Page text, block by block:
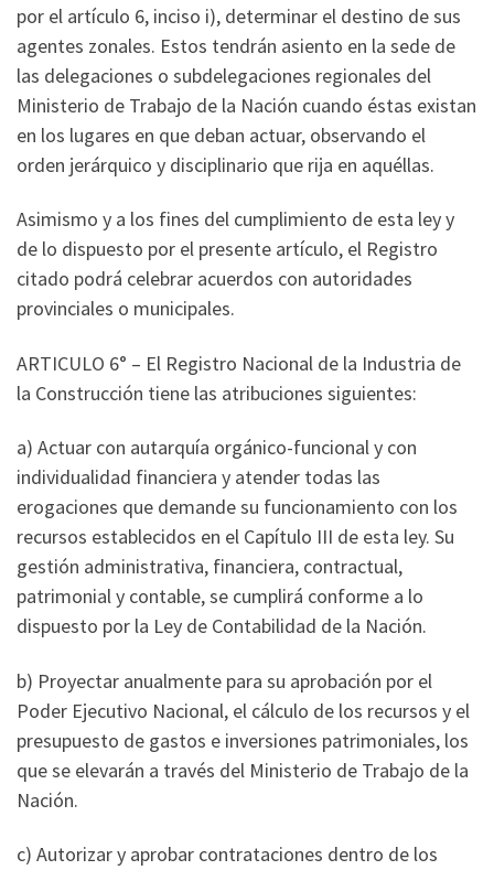
por el artículo 6, inciso i), determinar el destino de sus
agentes zonales. Estos tendrán asiento en la sede de
las delegaciones o subdelegaciones regionales del
Ministerio de Trabajo de la Nación cuando éstas existan
en los lugares en que deban actuar, observando el
orden jerárquico y disciplinario que rija en aquéllas.
Asimismo y a los fines del cumplimiento de esta ley y
de lo dispuesto por el presente artículo, el Registro
citado podrá celebrar acuerdos con autoridades
provinciales o municipales.
ARTICULO 6° – El Registro Nacional de la Industria de
la Construcción tiene las atribuciones siguientes:
a) Actuar con autarquía orgánico-funcional y con
individualidad financiera y atender todas las
erogaciones que demande su funcionamiento con los
recursos establecidos en el Capítulo III de esta ley. Su
gestión administrativa, financiera, contractual,
patrimonial y contable, se cumplirá conforme a lo
dispuesto por la Ley de Contabilidad de la Nación.
b) Proyectar anualmente para su aprobación por el
Poder Ejecutivo Nacional, el cálculo de los recursos y el
presupuesto de gastos e inversiones patrimoniales, los
que se elevarán a través del Ministerio de Trabajo de la
Nación.
c) Autorizar y aprobar contrataciones dentro de los